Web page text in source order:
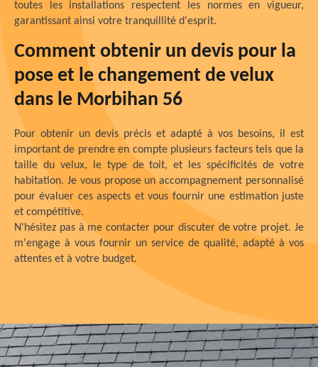
toutes les installations respectent les normes en vigueur,
garantissant ainsi votre tranquillité d'esprit.
Comment obtenir un devis pour la
pose et le changement de velux
dans le Morbihan 56
Pour obtenir un devis précis et adapté à vos besoins, il est
important de prendre en compte plusieurs facteurs tels que la
taille du velux, le type de toit, et les spécificités de votre
habitation. Je vous propose un accompagnement personnalisé
pour évaluer ces aspects et vous fournir une estimation juste
et compétitive.
N'hésitez pas à me contacter pour discuter de votre projet. Je
m'engage à vous fournir un service de qualité, adapté à vos
attentes et à votre budget.